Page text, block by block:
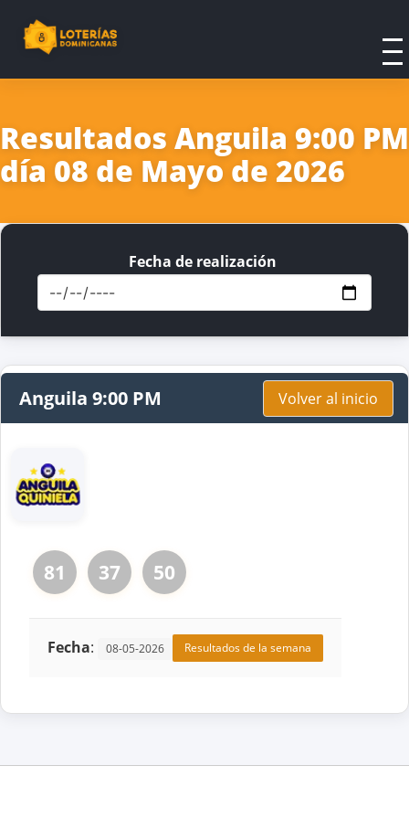
Resultados Anguila 9:00 PM
día 08 de Mayo de 2026
Fecha de realización
Anguila 9:00 PM Volver al inicio
81 37 50
Fecha: 08-05-2026 Resultados de la semana